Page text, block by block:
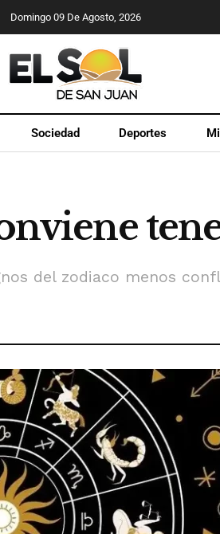
Domingo 09 De Agosto, 2026
Sociedad Deportes
del zodiaco menos